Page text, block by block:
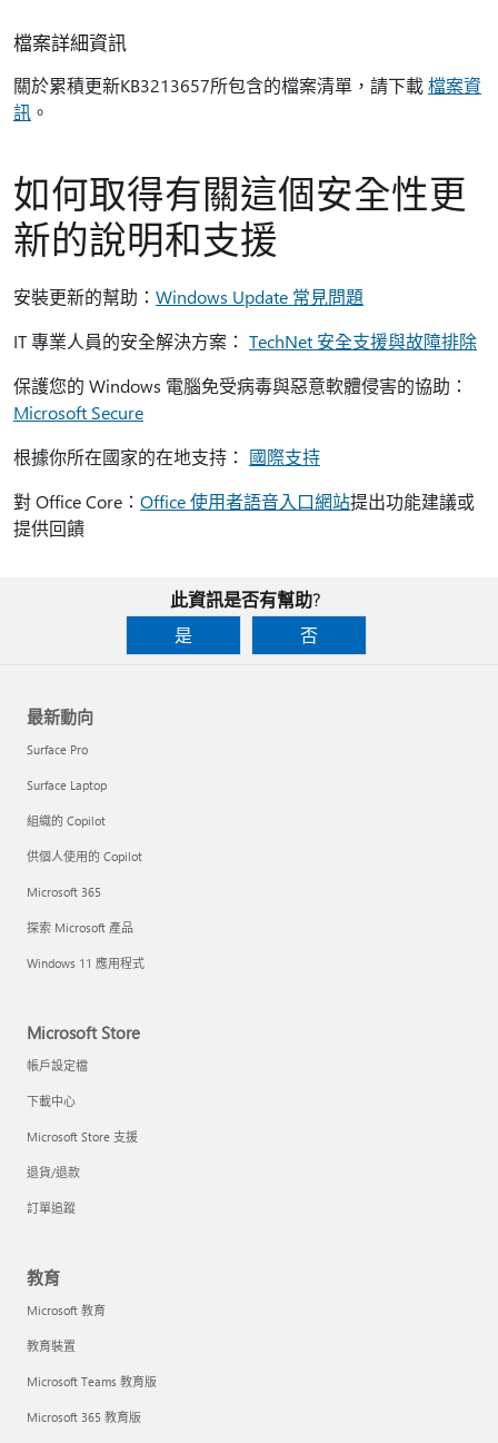
檔案詳細資訊
關於累積更新KB3213657所包含的檔案清單，請下載檔案資
訊 。
如何取得有關這個安全性更
新的說明和支援
安裝更新的幫助： Windows Update 常見問題
IT 專業人員的安全解決方案： TechNet 安全支援與故障排除
保護您的 Windows 電腦免受病毒與惡意軟體侵害的協助：
Microsoft Secure
根據你所在國家的在地支持： 國際支持
對 Office Core： Office 使用者語音入口網站提出功能建議或
提供回饋
此資訊是否有幫助?
是
否
最新動向
Surface Pro
Surface Laptop
組織的 Copilot
供個人使用的 Copilot
Microsoft 365
探索 Microsoft 產品
Windows 11 應用程式
Microsoft Store
帳戶設定檔
下載中心
Microsoft Store 支援
退貨/退款
訂單追蹤
教育
Microsoft 教育
教育裝置
Microsoft Teams 教育版
Microsoft 365 教育版